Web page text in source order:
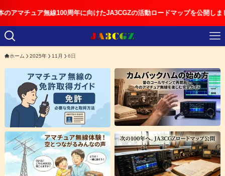
チュア無線100周年に向けたJA3CGZの活動ロードマップを公開しました
ホーム 2025年 11月 6日